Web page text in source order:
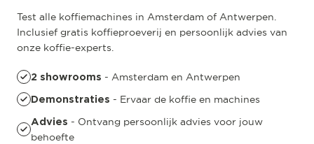
Test alle koffiemachines in Amsterdam of Antwerpen.
Inclusief gratis koffieproeverij en persoonlijk advies van
onze koffie-experts.
2 showrooms - Amsterdam en Antwerpen
Demonstraties - Ervaar de koffie en machines
Advies - Ontvang persoonlijk advies voor jouw
behoefte